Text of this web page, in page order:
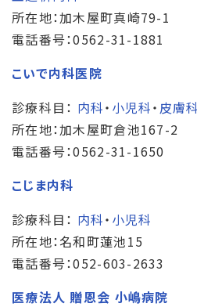
所在地：加木屋町真崎79-1
電話番号：0562-31-1881
こいで内科医院
診療科目： 内科・ 小児科・ 皮膚科
所在地：加木屋町倉池167-2
電話番号：0562-31-1650
こじま内科
診療科目： 内科・ 小児科
所在地：名和町蓮池15
電話番号：052-603-2633
医療法人 贈恩会 小嶋病院